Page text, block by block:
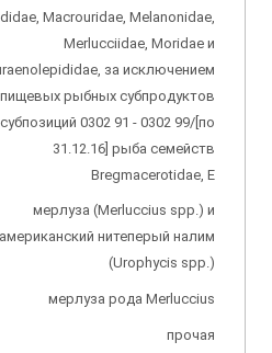
Macrouridae, Melanonidae,
Merlucciidae, Moridae и
за исключением
пищевых рыбных субпродуктов
субпозиций 0302 91 - 0302 99/[по
31.12.16] рыба семейств
Bregmacerotidae, E
мерлуза (Merluccius spp.) и
американский нитеперый налим
(Urophycis spp.)
мерлуза рода Merluccius
прочая